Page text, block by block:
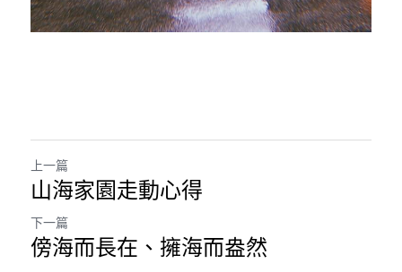
上一篇
山海家園走動心得
下一篇
傍海而長在、擁海而盎然